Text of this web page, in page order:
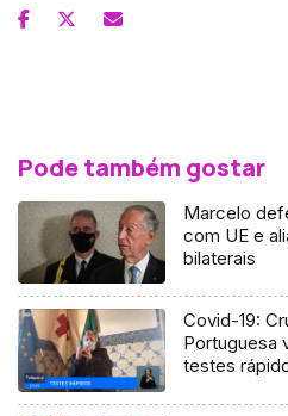
Pode também gostar
Marcelo
com UE e
bilaterais
Covid-19:
Portuguesa
testes